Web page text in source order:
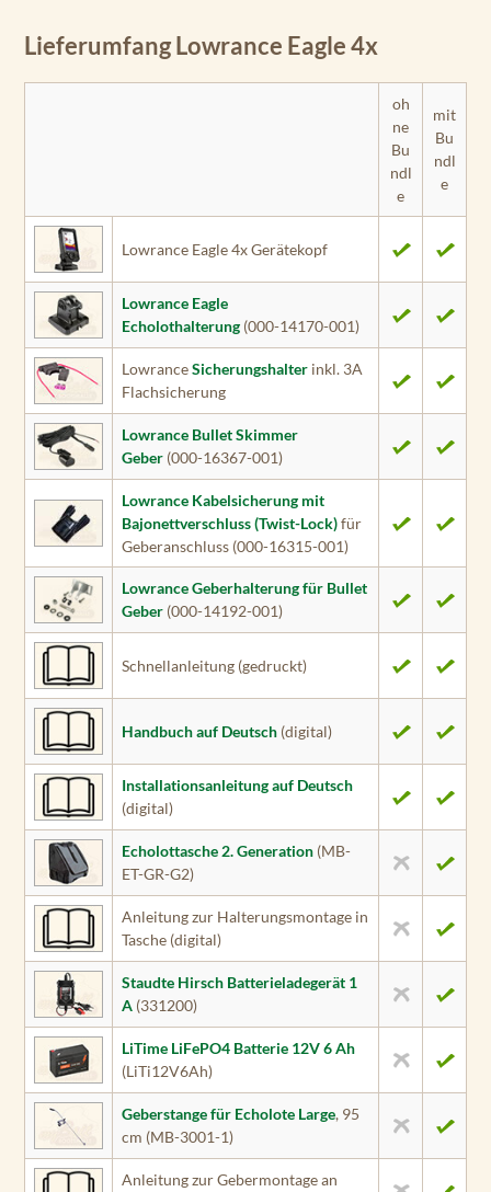
Lieferumfang Lowrance Eagle 4x
oh
ne
Bu
ndl
e
mit
Bu
ndl
e
Lowrance Eagle 4x Gerätekopf
Lowrance Eagle
Echolothalterung (000-14170-001)
LowranceSicherungshalter inkl. 3A
Flachsicherung
Lowrance Bullet Skimmer
Geber (000-16367-001)
Lowrance Kabelsicherung mit
Bajonettverschluss (Twist-Lock)für
Geberanschluss (000-16315-001)
Lowrance Geberhalterung für Bullet
Geber (000-14192-001)
Schnellanleitung (gedruckt)
Handbuch auf Deutsch (digital)
Installationsanleitung auf Deutsch
(digital)
Echolottasche 2. Generation (MB-
ET-GR-G2)
Anleitung zur Halterungsmontage in
Tasche (digital)
Staudte Hirsch Batterieladegerät 1
A (331200)
LiTime LiFePO4 Batterie 12V 6 Ah
(LiTi12V6Ah)
Geberstange für Echolote Large, 95
cm (MB-3001-1)
Anleitung zur Gebermontage an